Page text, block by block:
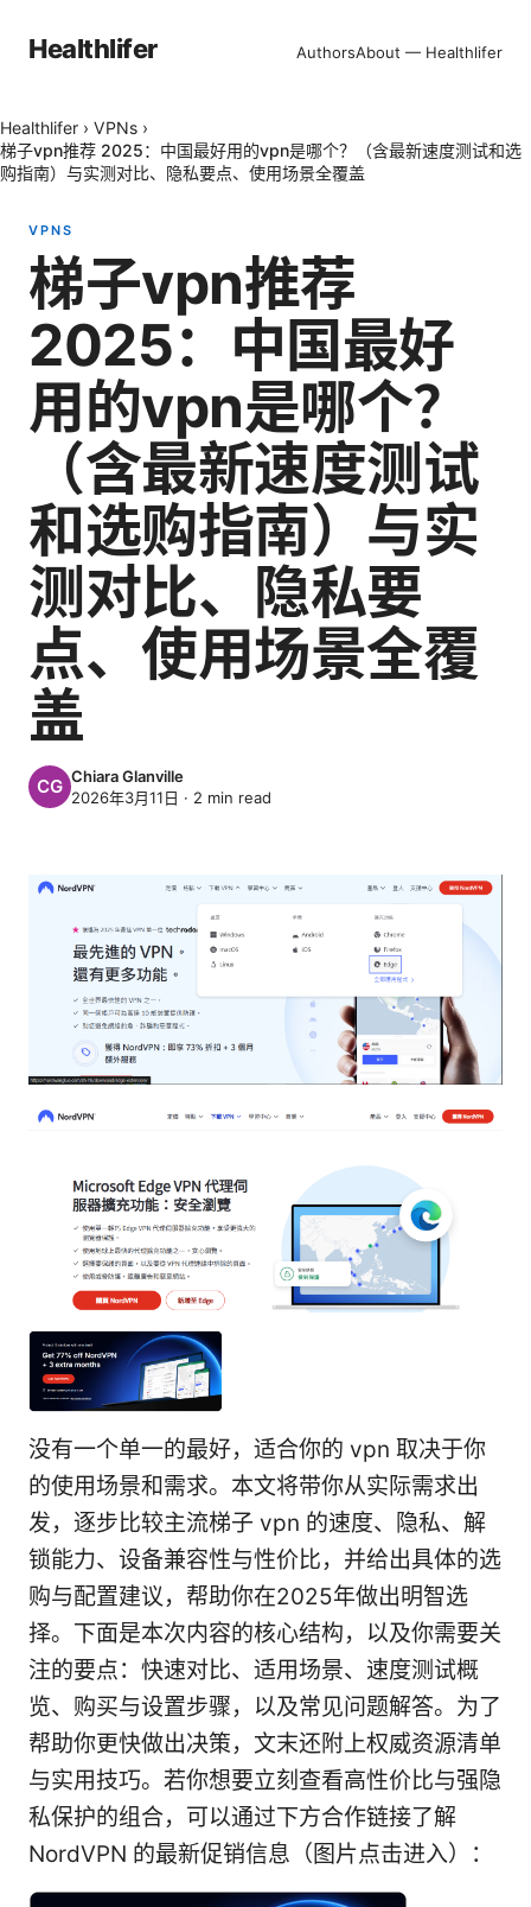
Healthlifer AuthorsAbout — Healthlifer
Healthlifer › VPNs ›
梯子vpn推荐 2025：中国最好用的vpn是哪个？（含最新速度测试和选
购指南）与实测对比、隐私要点、使用场景全覆盖
VPNS
梯子vpn推荐
2025：中国最好
用的vpn是哪个？
（含最新速度测试
和选购指南）与实
测对比、隐私要
点、使用场景全覆
盖
Chiara Glanville
2026年3月11日 · 2 min read
没有一个单一的最好，适合你的 vpn 取决于你
的使用场景和需求。本文将带你从实际需求出
发，逐步比较主流梯子 vpn 的速度、隐私、解
锁能力、设备兼容性与性价比，并给出具体的选
购与配置建议，帮助你在2025年做出明智选
择。下面是本次内容的核心结构，以及你需要关
注的要点：快速对比、适用场景、速度测试概
览、购买与设置步骤，以及常见问题解答。为了
帮助你更快做出决策，文末还附上权威资源清单
与实用技巧。若你想要立刻查看高性价比与强隐
私保护的组合，可以通过下方合作链接了解
NordVPN 的最新促销信息（图片点击进入）：